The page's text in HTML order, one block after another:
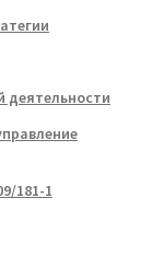
деятельности
181-1